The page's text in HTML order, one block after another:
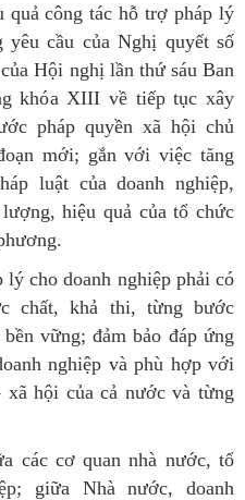
quả công tác hỗ trợ pháp lý
yêu cầu của Nghị quyết số
Hội nghị lần thứ sáu Ban
khóa XIII về tiếp tục xây
pháp quyền xã hội chủ
mới; gắn với việc tăng
luật của doanh nghiệp,
hiệu quả của tổ chức
cho doanh nghiệp phải có
chất, khả thi, từng bước
vững; đảm bảo đáp ứng
nghiệp và phù hợp với
hội của cả nước và từng
các cơ quan nhà nước, tổ
giữa Nhà nước, doanh